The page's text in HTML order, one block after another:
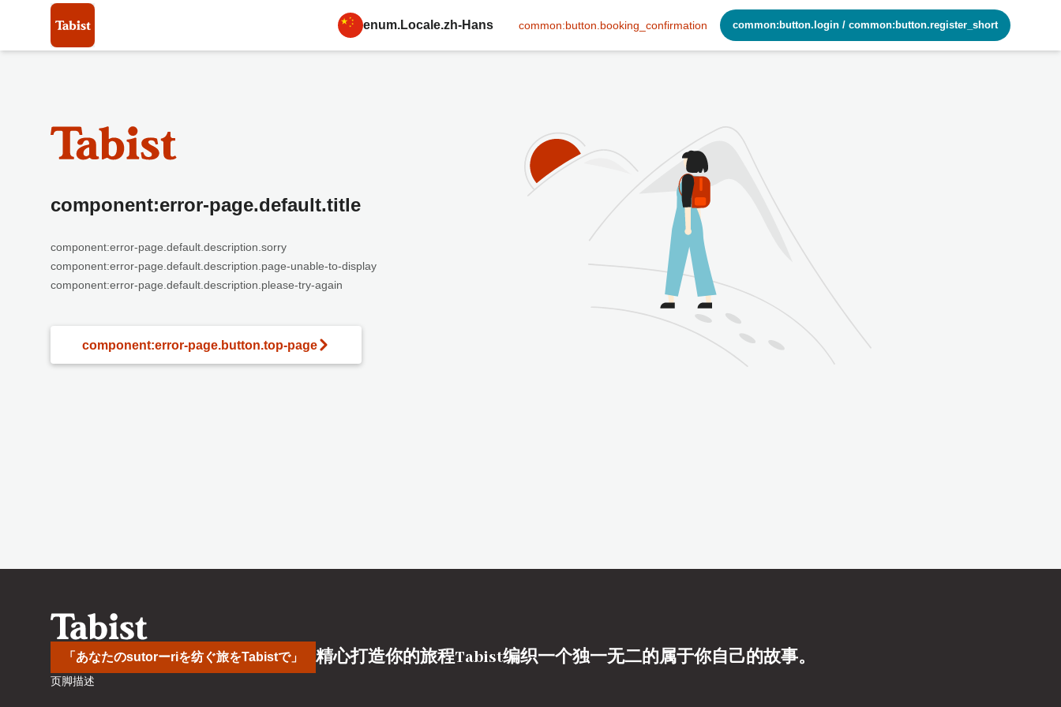
enum.Locale.zh-Hans common:button.booking_confirmation common:button.login / common:button.register_short
component:error-page.default.title
component:error-page.default.description.sorry
component:error-page.default.description.page-unable-to-display
component:error-page.default.description.please-try-again
component:error-page.button.top-page
「あなたのsutorーriを纺ぐ旅をTabistで」 精心打造你的旅程Tabist编织一个独一无二的属于你自己的故事。
页脚描述